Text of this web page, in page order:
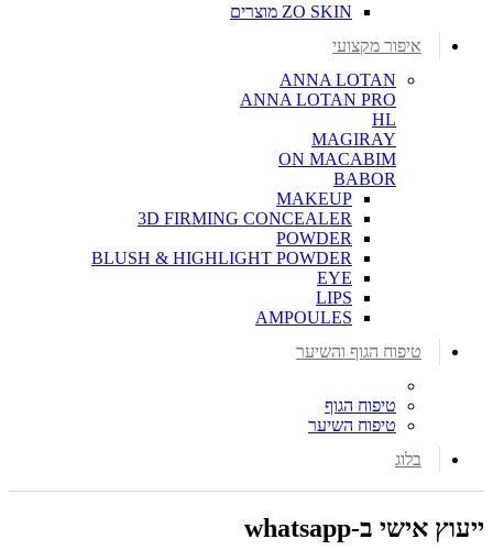
ZO SKIN מוצרים
איפור מקצועי
ANNA LOTAN
ANNA LOTAN PRO
HL
MAGIRAY
ON MACABIM
BABOR
MAKEUP
3D FIRMING CONCEALER
POWDER
BLUSH & HIGHLIGHT POWDER
EYE
LIPS
AMPOULES
טיפוח הגוף והשיער
טיפוח הגוף
טיפוח השיער
בלוג
ייעוץ אישי ב-whatsapp